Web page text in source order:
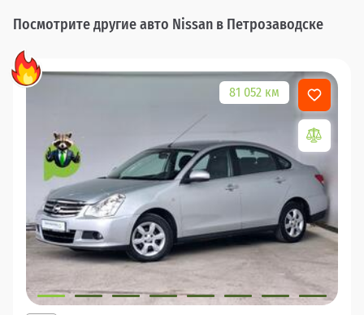
Посмотрите другие авто Nissan в Петрозаводске
81 052 км